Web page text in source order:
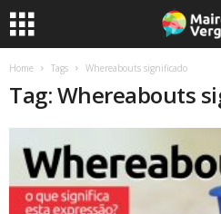
Home Tags Whereabouts significado
Tag: Whereabouts